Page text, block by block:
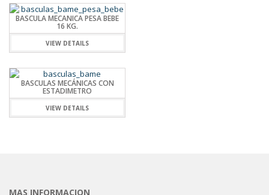
BASCULA MECANICA PESA BEBE
16 KG.
VIEW DETAILS
BASCULAS MECÁNICAS CON
ESTADIMETRO
VIEW DETAILS
MAS INFORMACION